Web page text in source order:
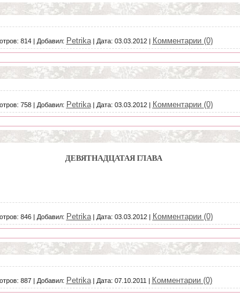
814| Добавил: Petrika| Дата: 03.03.2012 Комментарии (0)
758| Добавил: Petrika| Дата: 03.03.2012 Комментарии (0)
ДЕВЯТНАДЦАТАЯ ГЛАВА
846| Добавил: Petrika| Дата: 03.03.2012 Комментарии (0)
887| Добавил: Petrika| Дата: 07.10.2011 Комментарии (0)